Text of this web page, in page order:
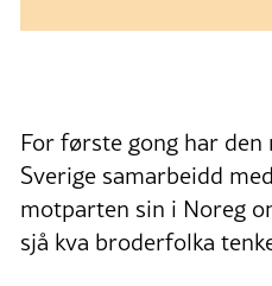
For første gong har den
Sverige samarbeidd
motparten sin i Noreg
sjå kva broderfolka